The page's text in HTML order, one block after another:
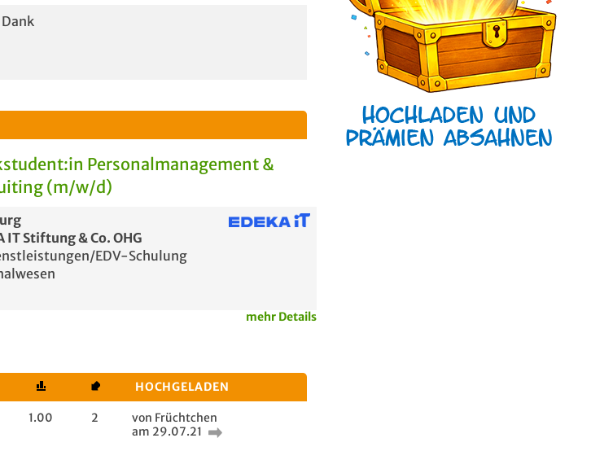
Personalmanagement &
(m/w/d)
IT Stiftung & Co. OHG
EDV-Schulung
mehr Details
HOCHGELADEN
1.00 2
von Früchtchen
am 29.07.21